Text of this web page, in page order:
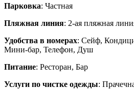
Парковка: Частная
Пляжная линия: 2-ая пляжная
Удобства в номерах: Сейф,
Мини-бар, Телефон, Душ
Питание: Ресторан, Бар
Услуги по чистке одежды: